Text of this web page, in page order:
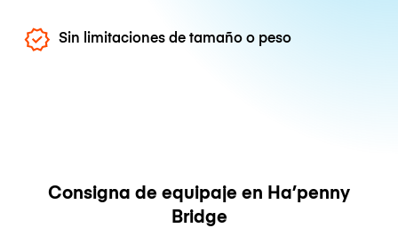
Sin limitaciones de tamaño o peso
Consigna de equipaje en Ha’penny
Bridge